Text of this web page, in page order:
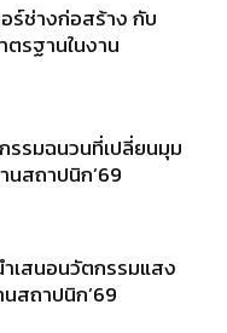
อร์ช่างก่อสร้าง กับ
รฐานในงาน
รรมฉนวนที่เปลี่ยนมุม
นสถาปนิก’69
เสนอนวัตกรรมแสง
สถาปนิก’69